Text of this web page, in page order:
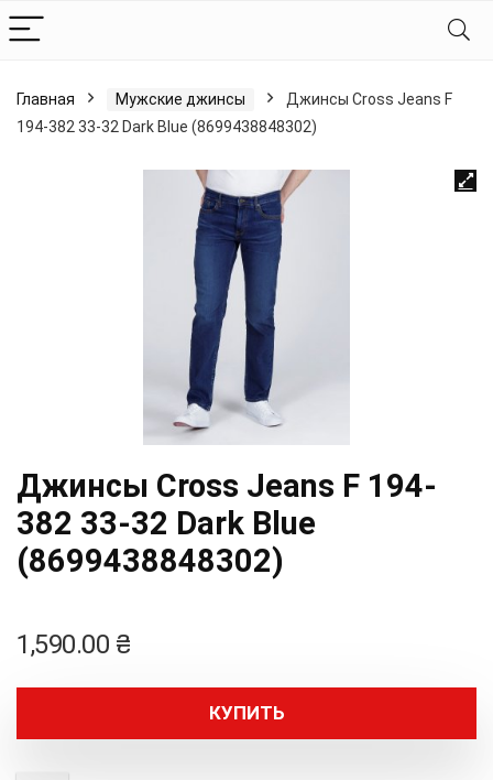
Главная Мужские джинсы
Джинсы Cross Jeans F
194-382 33-32 Dark Blue (8699438848302)
Джинсы Cross Jeans F 194-
382 33-32 Dark Blue
(8699438848302)
1,590.00 ₴
КУПИТЬ